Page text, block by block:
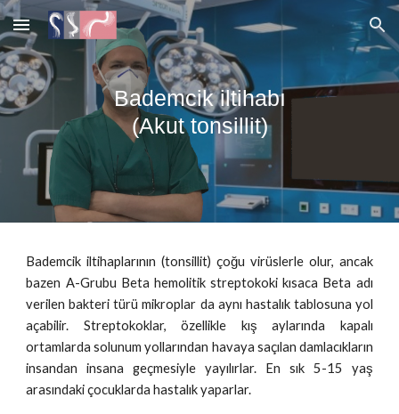
Skip to main content Skip to navigation
Bademcik iltihabı
(Akut tonsillit)
Bademcik iltihaplarının (tonsillit) çoğu virüslerle olur, ancak
bazen A-Grubu Beta hemolitik streptokoki kısaca Beta adı
verilen bakteri türü mikroplar da aynı hastalık tablosuna yol
açabilir. Streptokoklar, özellikle kış aylarında kapalı
ortamlarda solunum yollarından havaya saçılan damlacıkların
insandan insana geçmesiyle yayılırlar. En sık 5-15 yaş
arasındaki çocuklarda hastalık yaparlar.